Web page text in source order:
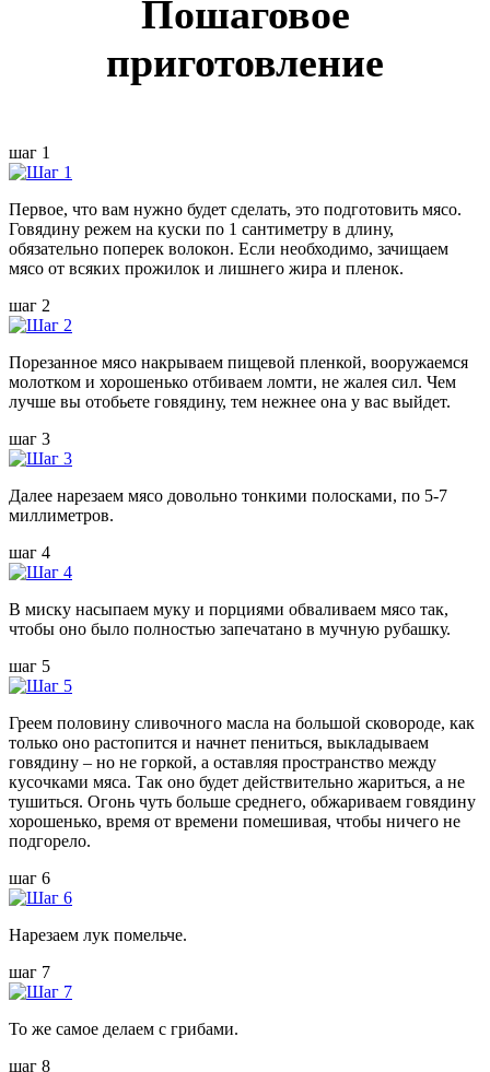
Пошаговое
приготовление
шаг 1
Первое, что вам нужно будет сделать, это подготовить мясо.
Говядину режем на куски по 1 сантиметру в длину,
обязательно поперек волокон. Если необходимо, зачищаем
мясо от всяких прожилок и лишнего жира и пленок.
шаг 2
Порезанное мясо накрываем пищевой пленкой, вооружаемся
молотком и хорошенько отбиваем ломти, не жалея сил. Чем
лучше вы отобьете говядину, тем нежнее она у вас выйдет.
шаг 3
Далее нарезаем мясо довольно тонкими полосками, по 5-7
миллиметров.
шаг 4
В миску насыпаем муку и порциями обваливаем мясо так,
чтобы оно было полностью запечатано в мучную рубашку.
шаг 5
Греем половину сливочного масла на большой сковороде, как
только оно растопится и начнет пениться, выкладываем
говядину – но не горкой, а оставляя пространство между
кусочками мяса. Так оно будет действительно жариться, а не
тушиться. Огонь чуть больше среднего, обжариваем говядину
хорошенько, время от времени помешивая, чтобы ничего не
подгорело.
шаг 6
Нарезаем лук помельче.
шаг 7
То же самое делаем с грибами.
шаг 8